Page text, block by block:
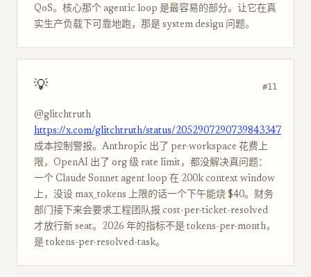
QoS。核心那个 agentic loop 是最容易的部分。让它在真
实生产负载下可靠地跑，那是 system design 问题。
💡 #11
@glitchtruth
https://x.com/glitchtruth/status/2052907290739843347
成本控制警报。Anthropic 出了 per-workspace 花费上
限，OpenAI 出了 org 级 rate limit，都没解决真问题：
一个 Claude Sonnet agent loop 在 200k context window
上，没设 max_tokens 上限的话一个下午能烧 $40。财务
部门接下来会要求工程团队报 cost-per-ticket-resolved
才放行新 seat。2026 年的指标不是 tokens-per-month，
是 tokens-per-resolved-task。